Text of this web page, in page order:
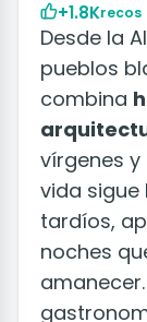
+1.8Krecos
Desde la
pueblos
combina
vírgenes y
vida sigue
tardíos,
noches